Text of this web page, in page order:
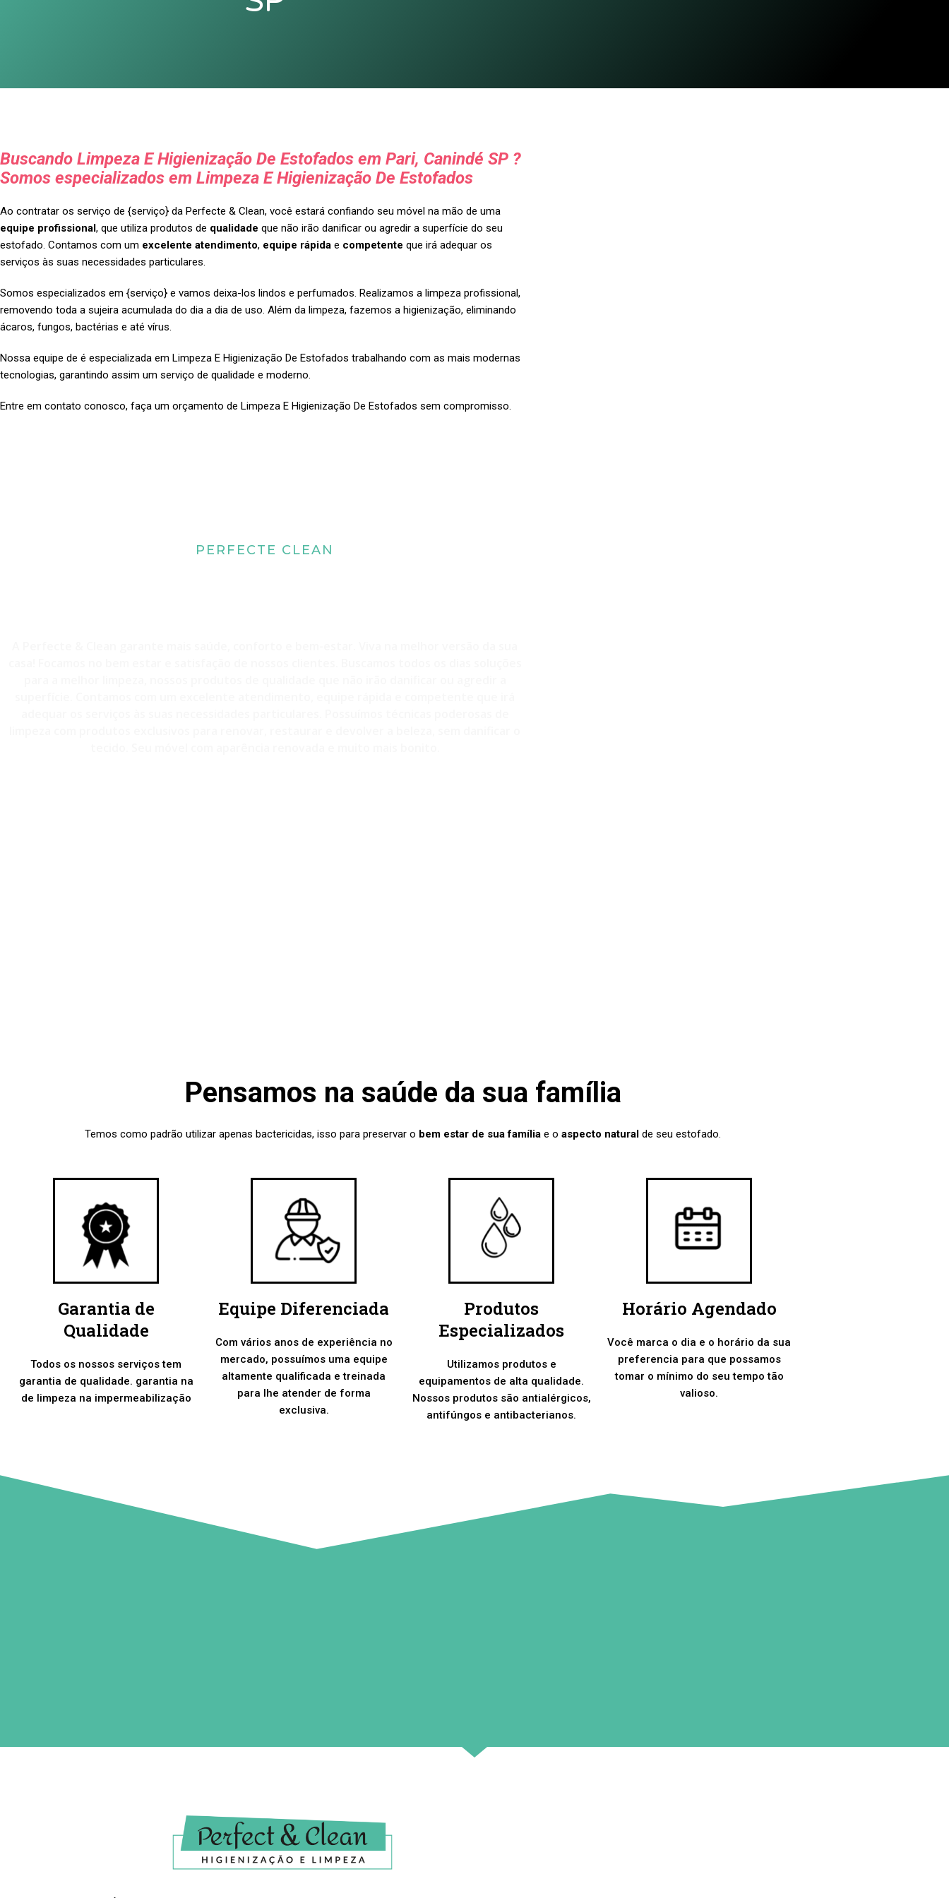
Buscando Limpeza E Higienização De Estofados em Pari, Canindé SP ?
Somos especializados em Limpeza E Higienização De Estofados
Ao contratar os serviço de {serviço} da Perfecte & Clean, você estará confiando seu móvel na mão de uma
equipe profissional, que utiliza produtos de qualidade que não irão danificar ou agredir a superfície do seu
estofado. Contamos com um excelente atendimento, equipe rápida e competente que irá adequar os
serviços às suas necessidades particulares.
Somos especializados em {serviço} e vamos deixa-los lindos e perfumados. Realizamos a limpeza profissional,
removendo toda a sujeira acumulada do dia a dia de uso. Além da limpeza, fazemos a higienização, eliminando
ácaros, fungos, bactérias e até vírus.
Nossa equipe de é especializada em Limpeza E Higienização De Estofados trabalhando com as mais modernas
tecnologias, garantindo assim um serviço de qualidade e moderno.
Entre em contato conosco, faça um orçamento de Limpeza E Higienização De Estofados sem compromisso.
PERFECTE CLEAN
Pensamos na saúde da sua família
Temos como padrão utilizar apenas bactericidas, isso para preservar o bem estar de sua famíliae o aspecto naturalde seu estofado.
Garantia de
Qualidade
Todos os nossos serviços tem
garantia de qualidade. garantia na
de limpeza na impermeabilização
Equipe Diferenciada
Com vários anos de experiência no
mercado, possuímos uma equipe
altamente qualificada e treinada
para lhe atender de forma
exclusiva.
Produtos
Especializados
Utilizamos produtos e
equipamentos de alta qualidade.
Nossos produtos são antialérgicos,
antifúngos e antibacterianos.
Horário Agendado
Você marca o dia e o horário da sua
preferencia para que possamos
tomar o mínimo do seu tempo tão
valioso.